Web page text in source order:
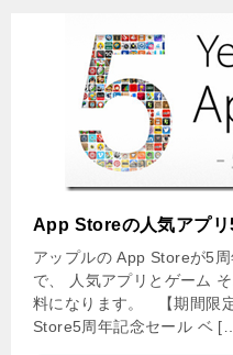
App Storeの人気アプリ
アップルの App Storeが5
で、 人気アプリとゲーム
料になります。 【期間限
Store5周年記念セール ベ